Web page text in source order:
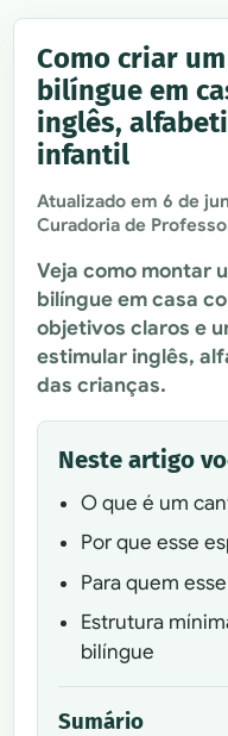
Como criar
bilíngue em
inglês,
infantil
Atualizado em6 de
Curadoria de
Veja como montar
bilíngue em casa
objetivos claros e
estimular inglês,
das crianças.
Neste artigo
O que é um
Por que esse
Para quem
Estrutura
bilíngue
Sumário